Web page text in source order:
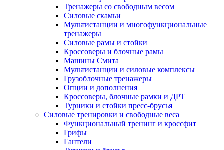
Тренажеры со свободным весом
Силовые скамьи
Мультистанции и многофункциональные
тренажеры
Силовые рамы и стойки
Кроссоверы и блочные рамы
Машины Смита
Мультистанции и силовые комплексы
Грузоблочные тренажеры
Опции и дополнения
Кроссоверы, блочные рамки и ДРТ
Турники и стойки пресс-брусья
Силовые тренировки и свободные веса
Функциональный тренинг и кроссфит
Грифы
Гантели